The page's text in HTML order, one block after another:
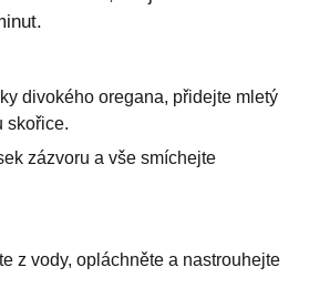
divokého oregana, přidejte mletý
skořice.
zázvoru a vše smíchejte
z vody, opláchněte a nastrouhejte